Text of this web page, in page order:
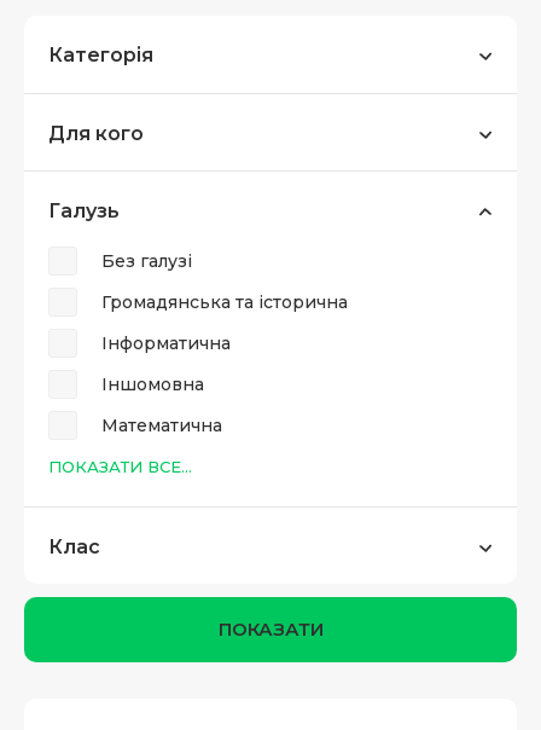
Категорія
Для кого
Галузь
Без галузі
Громадянська та історична
Інформатична
Іншомовна
Математична
ПОКАЗАТИ ВСЕ...
Клас
ПОКАЗАТИ